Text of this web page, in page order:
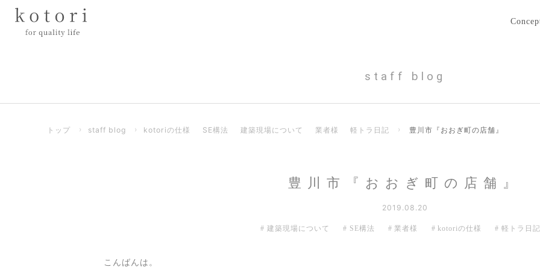
staff blog
トップ › staff blog › kotoriの仕様 SE構法 建築現場について 業者様 軽トラ日記 › 豊川市『おおぎ町の店舗』
豊川市『おおぎ町の店舗』
2019.08.20
建築現場について SE構法 業者様 kotoriの仕様 軽トラ日記
こんばんは。